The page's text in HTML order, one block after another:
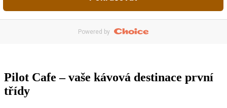
Pilot Cafe – vaše kávová destinace první
třídy